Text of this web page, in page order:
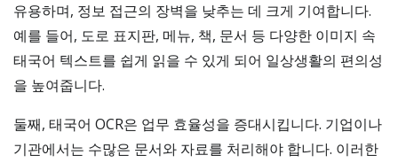
유용하며, 정보 접근의 장벽을 낮추는 데 크게 기여합니다.
예를 들어, 도로 표지판, 메뉴, 책, 문서 등 다양한 이미지 속
태국어 텍스트를 쉽게 읽을 수 있게 되어 일상생활의 편의성
을 높여줍니다.
둘째, 태국어 OCR은 업무 효율성을 증대시킵니다. 기업이나
기관에서는 수많은 문서와 자료를 처리해야 합니다. 이러한